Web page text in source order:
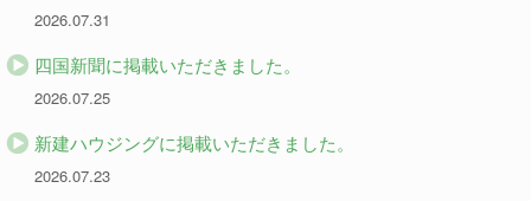
2026.07.31
四国新聞に掲載いただきました。
2026.07.25
新建ハウジングに掲載いただきました。
2026.07.23